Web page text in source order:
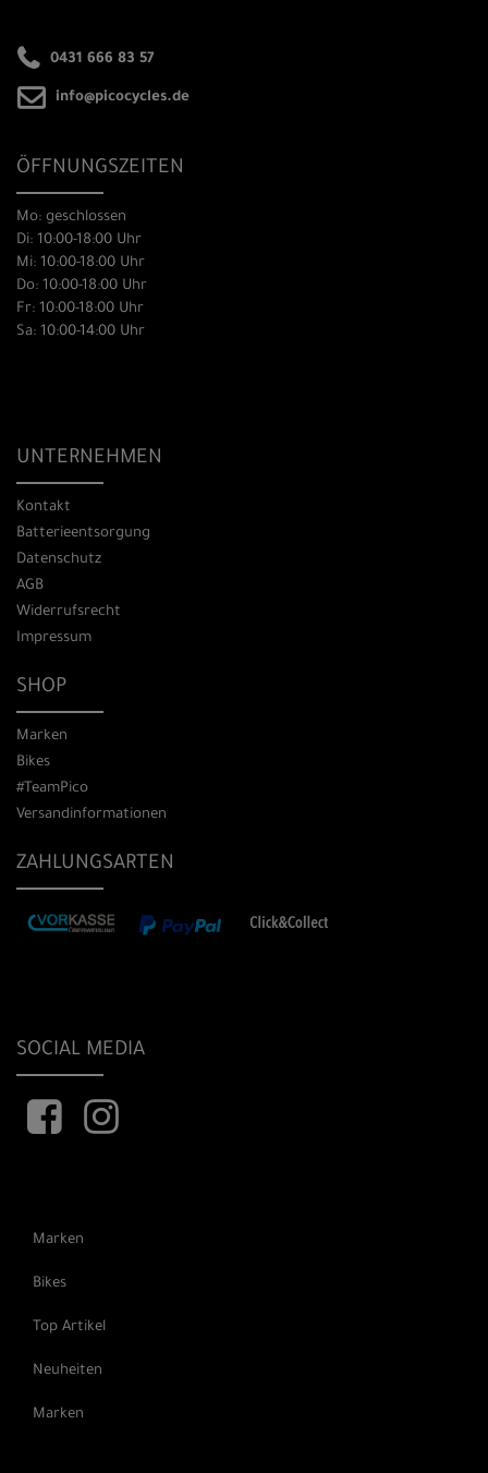
0431 666 83 57
info@picocycles.de
ÖFFNUNGSZEITEN
Mo: geschlossen
Di: 10:00-18:00 Uhr
Mi: 10:00-18:00 Uhr
Do: 10:00-18:00 Uhr
Fr: 10:00-18:00 Uhr
Sa: 10:00-14:00 Uhr
UNTERNEHMEN
Kontakt
Batterieentsorgung
Datenschutz
AGB
Widerrufsrecht
Impressum
SHOP
Marken
Bikes
#TeamPico
Versandinformationen
ZAHLUNGSARTEN
SOCIAL MEDIA
Marken
Bikes
Top Artikel
Neuheiten
Marken